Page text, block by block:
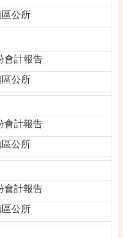
公所
會計報告
公所
會計報告
公所
會計報告
公所